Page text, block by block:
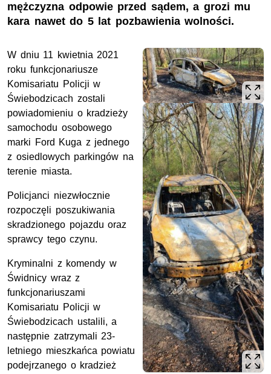
mężczyzna odpowie przed sądem, a grozi mu
kara nawet do 5 lat pozbawienia wolności.
W dniu 11 kwietnia 2021
roku funkcjonariusze
Komisariatu Policji w
Świebodzicach zostali
powiadomieniu o kradzieży
samochodu osobowego
marki Ford Kuga z jednego
z osiedlowych parkingów na
terenie miasta.
Policjanci niezwłocznie
rozpoczęli poszukiwania
skradzionego pojazdu oraz
sprawcy tego czynu.
Kryminalni z komendy w
Świdnicy wraz z
funkcjonariuszami
Komisariatu Policji w
Świebodzicach ustalili, a
następnie zatrzymali 23-
letniego mieszkańca powiatu
podejrzanego o kradzież